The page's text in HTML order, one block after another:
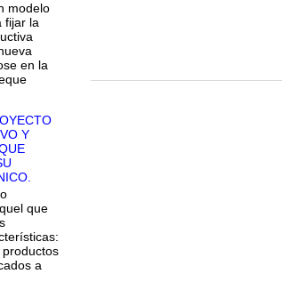
modelo
fijar la
en la
Y
que
a